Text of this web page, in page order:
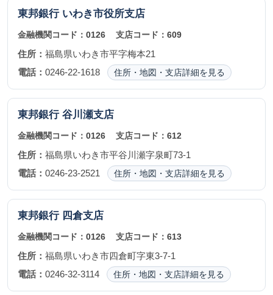
東邦銀行 いわき市役所支店
金融機関コード： 0126 支店コード：609
住所： 福島県いわき市平字梅本21
電話： 0246-22-1618 住所・地図・支店詳細を見る
東邦銀行 谷川瀬支店
金融機関コード： 0126 支店コード：612
住所： 福島県いわき市平谷川瀬字泉町73-1
電話： 0246-23-2521 住所・地図・支店詳細を見る
東邦銀行 四倉支店
金融機関コード： 0126 支店コード：613
住所： 福島県いわき市四倉町字東3-7-1
電話： 0246-32-3114 住所・地図・支店詳細を見る